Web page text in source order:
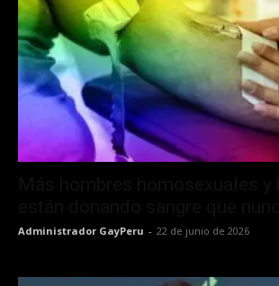
Administrador GayPeru - 22 de junio de 2026